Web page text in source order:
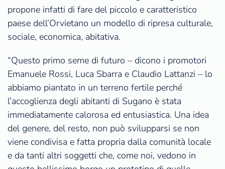
propone infatti di fare del piccolo e caratteristico
paese dell’Orvietano un modello di ripresa culturale,
sociale, economica, abitativa.
“Questo primo seme di futuro – dicono i promotori
Emanuele Rossi, Luca Sbarra e Claudio Lattanzi – lo
abbiamo piantato in un terreno fertile perché
l’accoglienza degli abitanti di Sugano è stata
immediatamente calorosa ed entusiastica. Una idea
del genere, del resto, non può svilupparsi se non
viene condivisa e fatta propria dalla comunità locale
e da tanti altri soggetti che, come noi, vedono in